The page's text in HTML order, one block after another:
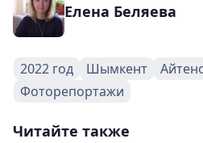
Елена Беляева
2022 год Шымкент
Фоторепортажи
Читайте также